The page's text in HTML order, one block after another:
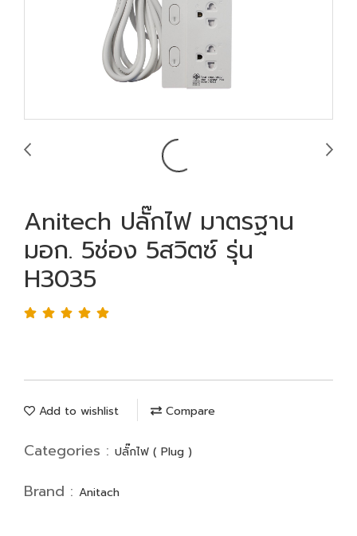
Anitech ปลั๊กไฟ มาตรฐาน
มอก. 5ช่อง 5สวิตซ์ รุ่น
H3035
Add to wishlist Compare
Categories : ปลั๊กไฟ ( Plug )
Brand : Anitach